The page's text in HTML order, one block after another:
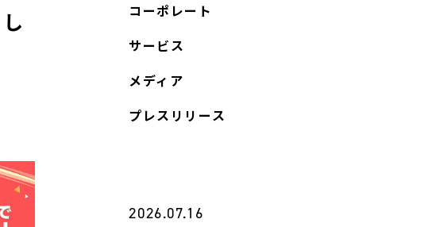
ィサービス
イルアプリ向けセキュリティサービス
ーセキュリティ教育
リューション開発
ストサービス
コーポレート
サービス
メディア
プレスリリース
2026.07.16